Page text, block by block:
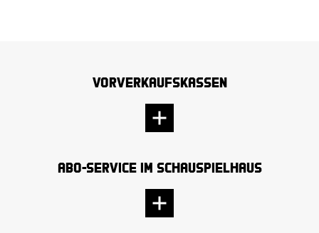
Vorverkaufskassen
Abo-Service im Schauspielhaus